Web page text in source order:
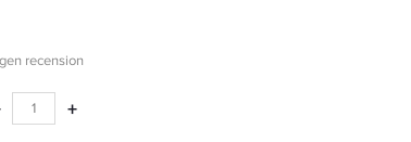
recension
+